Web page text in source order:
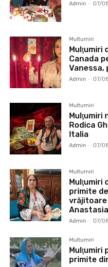
Admin - 07/
Multumiri
Mulţumiri
Canada
Vanessa,
Admin - 07/
Multumiri
Mulţumiri
Rodica
Italia
Admin - 07/
Multumiri
Mulţumiri
primite
vrăjitoare
Admin - 07/
Multumiri
Mulţumiri
primite